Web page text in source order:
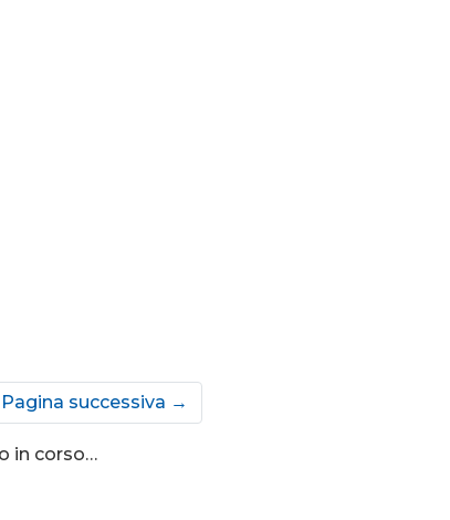
Pagina successiva →
in corso…